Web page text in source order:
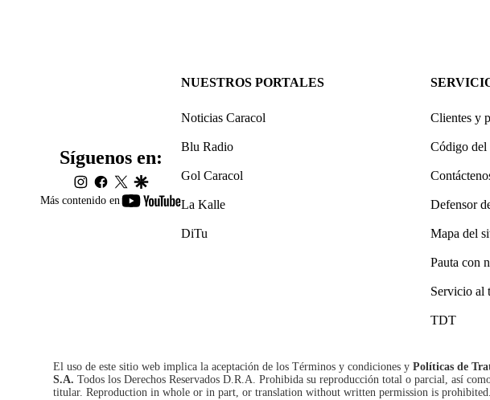
Más contenido en
youtube-
Síguenos en:
instagram
facebook
twittergoogle
NUESTROS PORTALES
Noticias Caracol
Blu Radio
Gol Caracol
La Kalle
DiTu
Clientes y
Código del
Defensor
Mapa del
Pauta con
Servicio al
TDT
El uso de este sitio web implica la aceptación de los Términos y condiciones y Políticas de
S.A. Todos los Derechos Reservados D.R.A. Prohibida su reproducción total o parcial, así
titular. Reproduction in whole or in part, or translation without written permission is